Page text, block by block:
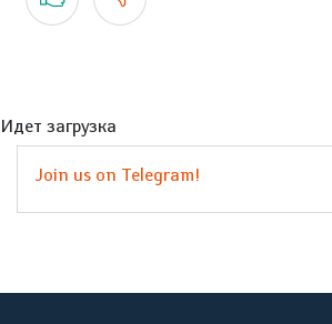
Идет загрузка
Join us on Telegram!